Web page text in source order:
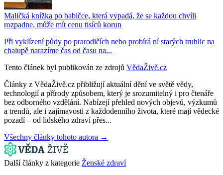
Maličká knížka po babičce, která vypadá, že se každou chvíli
rozpadne, může mít cenu tisíců korun
Při vyklízení půdy po prarodičích nebo probírá ní starých truhlic na
chalupě narazíme čas od času na...
Tento článek byl publikován ze zdrojů VědaŽivě.cz
Články z VědaŽivě.cz přibližují aktuální dění ve světě vědy,
technologií a přírody způsobem, který je srozumitelný i pro čtenáře
bez odborného vzdělání. Nabízejí přehled nových objevů, výzkumů
a trendů, ale i zajímavosti z každodenního života, které mají vědecké
pozadí – od lidského zdraví přes...
Všechny články tohoto autora →
Další články z kategorie Ženské zdraví